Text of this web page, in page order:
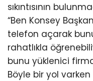
sıkıntısının
“Ben Konsey
telefon açarak
rahatlıkla
bunu yüklenici
Böyle bir yol